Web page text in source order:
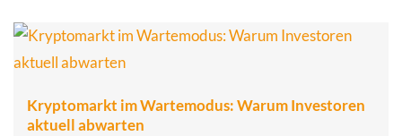
Kryptomarkt im Wartemodus: Warum Investoren
aktuell abwarten